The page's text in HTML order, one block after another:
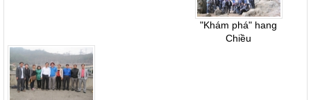
"Khám phá" hang
Chiều